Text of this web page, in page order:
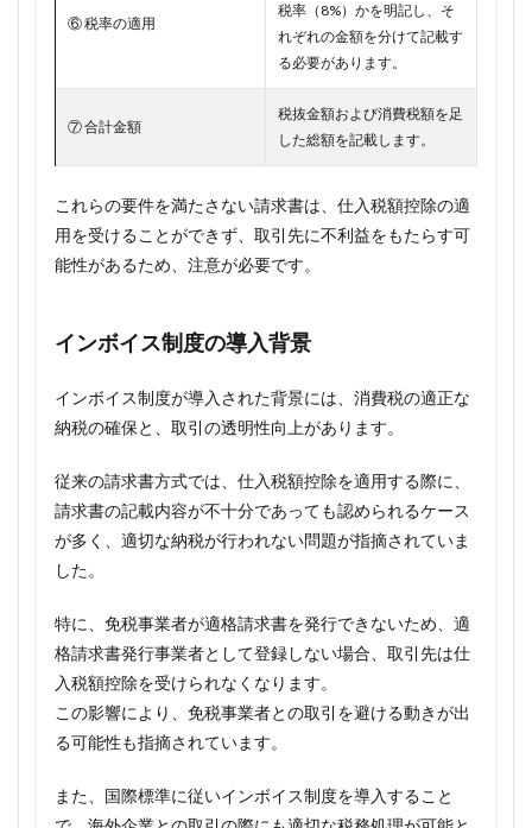
⑥ 税率の適用
税率（8%）かを明記し、そ
れぞれの金額を分けて記載す
る必要があります。
⑦ 合計金額
税抜金額および消費税額を足
した総額を記載します。
これらの要件を満たさない請求書は、仕入税額控除の適
用を受けることができず、取引先に不利益をもたらす可
能性があるため、注意が必要です。
インボイス制度の導入背景
インボイス制度が導入された背景には、消費税の適正な
納税の確保と、取引の透明性向上があります。
従来の請求書方式では、仕入税額控除を適用する際に、
請求書の記載内容が不十分であっても認められるケース
が多く、適切な納税が行われない問題が指摘されていま
した。
特に、免税事業者が適格請求書を発行できないため、適
格請求書発行事業者として登録しない場合、取引先は仕
入税額控除を受けられなくなります。
この影響により、免税事業者との取引を避ける動きが出
る可能性も指摘されています。
また、国際標準に従いインボイス制度を導入すること